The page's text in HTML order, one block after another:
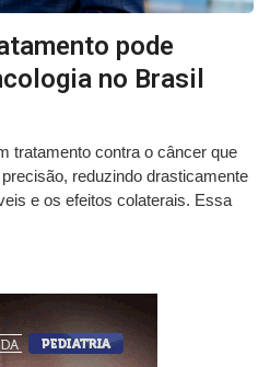
pode
no Brasil
tratamento contra o câncer que
reduzindo drasticamente
e os efeitos colaterais. Essa